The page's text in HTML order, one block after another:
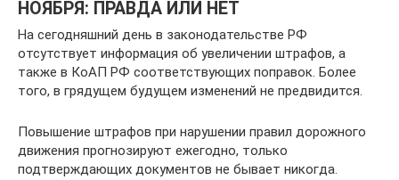
НОЯБРЯ: ПРАВДА ИЛИ НЕТ
На сегодняшний день в законодательстве РФ
отсутствует информация об увеличении штрафов, а
также в КоАП РФ соответствующих поправок. Более
того, в грядущем будущем изменений не предвидится.
Повышение штрафов при нарушении правил дорожного
движения прогнозируют ежегодно, только
подтверждающих документов не бывает никогда.